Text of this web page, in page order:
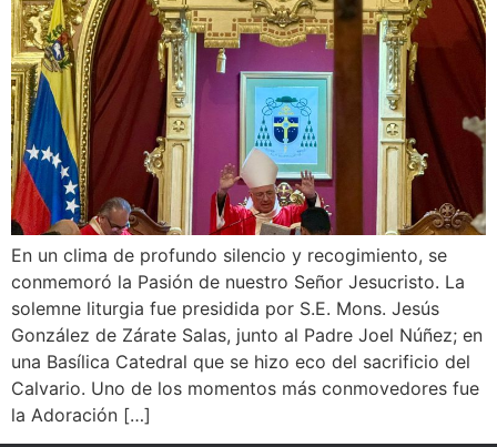
En un clima de profundo silencio y recogimiento, se
conmemoró la Pasión de nuestro Señor Jesucristo. La
solemne liturgia fue presidida por S.E. Mons. Jesús
González de Zárate Salas, junto al Padre Joel Núñez; en
una Basílica Catedral que se hizo eco del sacrificio del
Calvario. Uno de los momentos más conmovedores fue
la Adoración […]